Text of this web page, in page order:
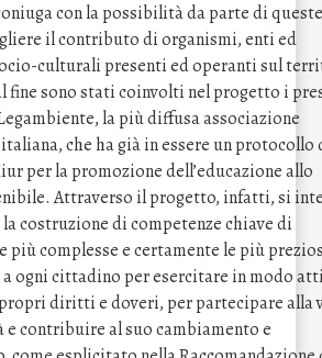
con la possibilità da parte di queste
il contributo di organismi, enti ed
culturali presenti ed operanti sul
fine sono stati coinvolti nel progetto i
la più diffusa associazione
che ha già in essere un protocollo
per la promozione dell’educazione allo
Attraverso il progetto, infatti, si
costruzione di competenze chiave di
più complesse e certamente le più
ogni cittadino per esercitare in modo
diritti e doveri, per partecipare alla
e contribuire al suo cambiamento e